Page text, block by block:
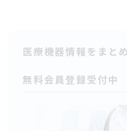
医療機器情報をまと
無料会員登録受付中